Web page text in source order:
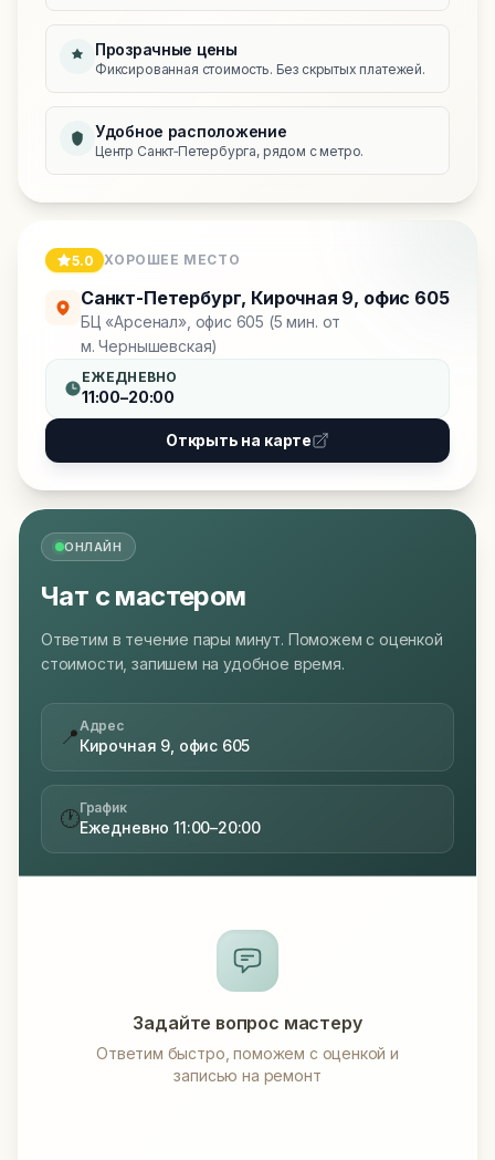
Прозрачные цены
Фиксированная стоимость. Без скрытых платежей.
Удобное расположение
Центр Санкт‑Петербурга, рядом с метро.
5.0 ХОРОШЕЕ МЕСТО
Санкт-Петербург, Кирочная 9, офис 605
БЦ «Арсенал», офис 605 (5 мин. от
м. Чернышевская)
ЕЖЕДНЕВНО
11:00–20:00
Открыть на карте
ОНЛАЙН
Чат с мастером
Ответим в течение пары минут. Поможем с оценкой
стоимости, запишем на удобное время.
📍Адрес
Кирочная 9, офис 605
🕐График
Ежедневно 11:00–20:00
Задайте вопрос мастеру
Ответим быстро, поможем с оценкой и
записью на ремонт